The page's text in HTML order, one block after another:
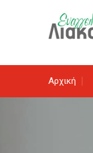
Αρχική